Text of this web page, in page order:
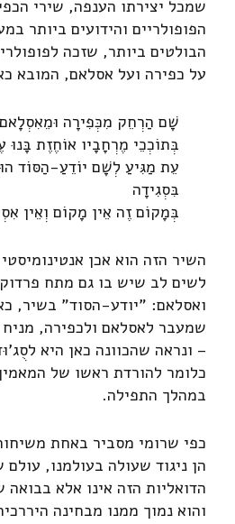
שמכל יצירתו הענפה, שירי
הפופולריים והידועים ביותר
הבולטים ביותר, שזכה
על כפירה ועל אסלאם, המובא
שָׁם הַרְחֵק מִכְּפִירָה
בְּתוֹכְכֵי מֶרְחָבָיו אוֹחֶזֶת בָּנוּ
עֵת מַגִּיעַ לְשָׁם יוֹדֵעַ-הַסּוֹד
בִּסְגִידָה
בְּמָקוֹם זֶה אֵין מָקוֹם וְאֵין
השיר הזה הוא אכן
לשים לב שיש בו גם מתח
ואסלאם: "יודע-הסוד" בשיר,
שמעבר לאסלאם ולכפירה,
– ונראה שהכוונה כאן היא
כלומר להורדת ראשו של
במהלך התפילה.
כפי שרומי מסביר באחת
הן ניגוד שעולה בעולמנו,
הדואליות הזה אינו אלא
והוא נמוך ממנו מבחינה